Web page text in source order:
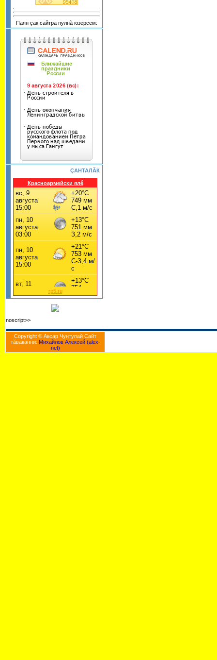
Паян çак сайтра пулнă юзерсем:
ÇАНТАЛĂК
Красноармейски ялĕ
rp5.ru
noscript>>
Copyright © Аксар Чунтупай Cайт
тăваканни: Михайлов Алексей (alex-
net)